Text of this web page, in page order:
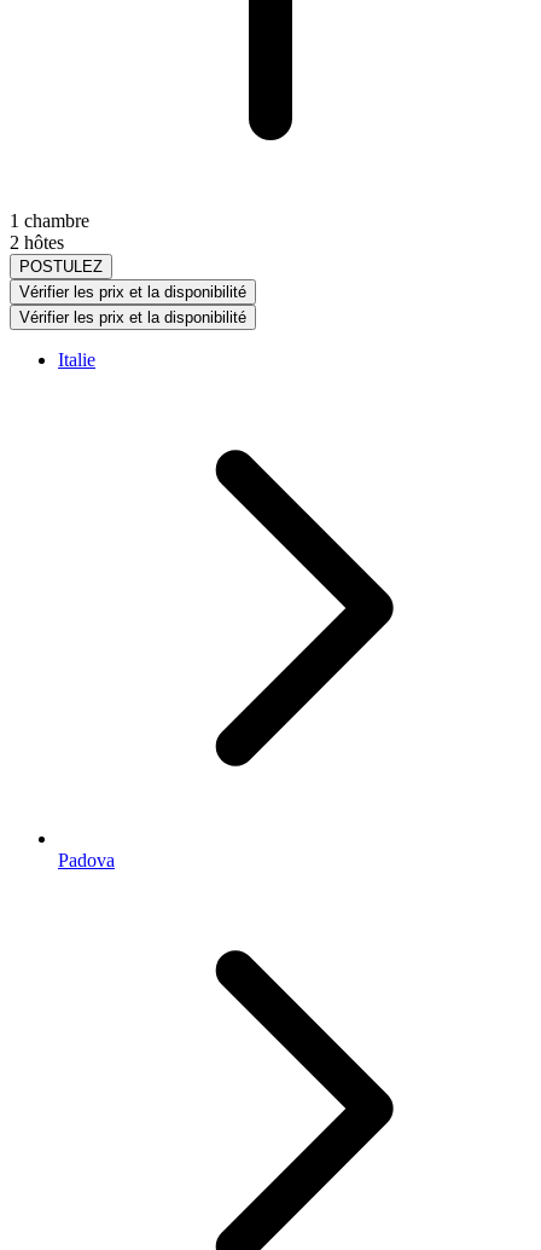
1 chambre
2 hôtes
POSTULEZ
Vérifier les prix et la disponibilité
Vérifier les prix et la disponibilité
Italie
Padova